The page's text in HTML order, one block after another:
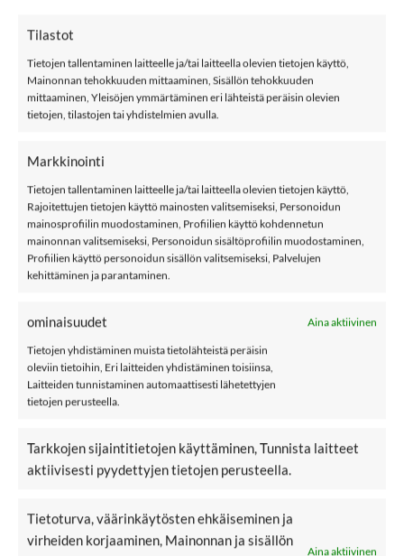
Tilastot
Tietojen tallentaminen laitteelle ja/tai laitteella olevien tietojen käyttö,
Mainonnan tehokkuuden mittaaminen, Sisällön tehokkuuden
mittaaminen, Yleisöjen ymmärtäminen eri lähteistä peräisin olevien
tietojen, tilastojen tai yhdistelmien avulla.
Markkinointi
Tietojen tallentaminen laitteelle ja/tai laitteella olevien tietojen käyttö,
Rajoitettujen tietojen käyttö mainosten valitsemiseksi, Personoidun
mainosprofiilin muodostaminen, Profiilien käyttö kohdennetun
mainonnan valitsemiseksi, Personoidun sisältöprofiilin muodostaminen,
Profiilien käyttö personoidun sisällön valitsemiseksi, Palvelujen
kehittäminen ja parantaminen.
ominaisuudet Aina aktiivinen
Tietojen yhdistäminen muista tietolähteistä peräisin
oleviin tietoihin, Eri laitteiden yhdistäminen toisiinsa,
Laitteiden tunnistaminen automaattisesti lähetettyjen
tietojen perusteella.
Tarkkojen sijaintitietojen käyttäminen, Tunnista laitteet
aktiivisesti pyydettyjen tietojen perusteella.
Tietoturva, väärinkäytösten ehkäiseminen ja
virheiden korjaaminen, Mainonnan ja sisällön
Aina aktiivinen
KUVAUS
LISÄTIEDOT
ARVIOT (0)
name it NMFNOELLE leggingsit, Peppercorn
name it NMFNOELLE on leggingsit, joissa kaunis pitsikuosi.
pehmeä materiaali!
Kullanväristä kimallelankaa koristeena.
Materiaali: 76% luomupuuvillaa, 16% polyesteriä ja 8% metallikuituja
Hoito: 40°C konepesu
name it
Kokotaulukko
SUOSIKKEIHIN